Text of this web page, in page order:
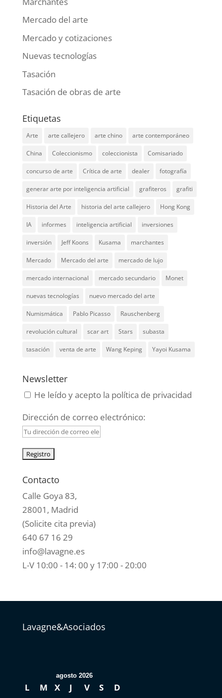
Mercado del arte
Mercado y cotizaciones
Nuevas tecnologías
Tasación
Tasación de obras de arte
Etiquetas
Arte arte callejero arte chino arte contemporáneo
China Coleccionismo coleccionista Comisariado
concurso de arte Crítica de arte dealer fotografía
generar arte por inteligencia artificial grafiteros grafiti
Historia del Arte historia del arte callejero Hong Kong
IA informes inteligencia artificial inversiones
inversión Jeff Koons Kusama marchantes
Mercado Mercado del arte mercado de lujo
mercado internacional mercado secundario Monet
nuevas tecnologías nuevo mercado del arte
Numismática Pablo Picasso Rauschenberg
revolución cultural scar art Stars subasta
tasación venta de arte Wang Keping Yayoi Kusama
Newsletter
He leído y acepto la política de privacidad
Dirección de correo electrónico:
Contacto
Calle Goya 83,
28001, Madrid
(Solicite cita previa)
640 67 16 29
info@lavagne.es
L-V 10:00 - 14: 00 y 17:00 - 20:00
Lavagne&Asociados
agosto 2026
L M X J V S
D